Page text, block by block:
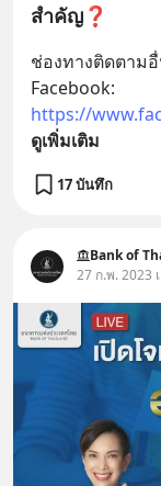
สำคัญ❓
ช่องทางติดตาม
https://
ดูเพิ่มเติม
17 บันทึก
Bank of
27 ก.พ. 2023